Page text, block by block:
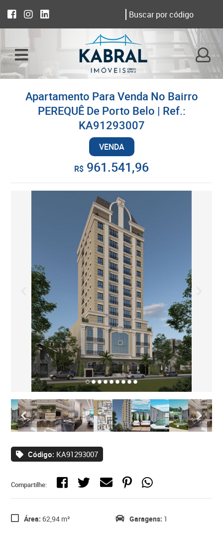
Apartamento Para Venda No Bairro
PEREQUÊ De Porto Belo | Ref.:
KA91293007
VENDA
R$ 961.541,96
Código: KA91293007
Compartilhe:
Área: 62,94 m² Garagens: 1